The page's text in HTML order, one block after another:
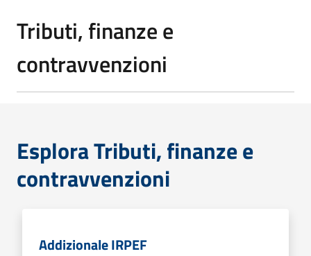
Tributi, finanze e
contravvenzioni
Esplora Tributi, finanze e
contravvenzioni
Addizionale IRPEF